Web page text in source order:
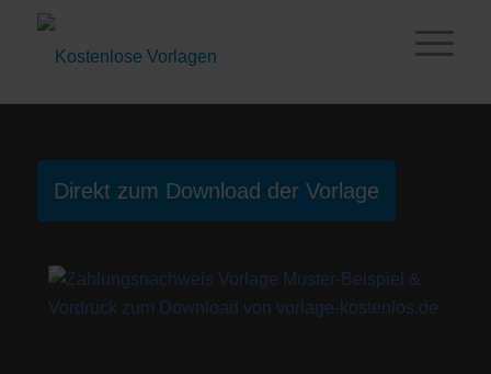
Direkt zum Download der Vorlage